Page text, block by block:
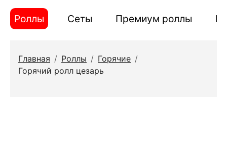
Роллы Сеты Премиум роллы
Главная / Роллы / Горячие /
Горячий ролл цезарь